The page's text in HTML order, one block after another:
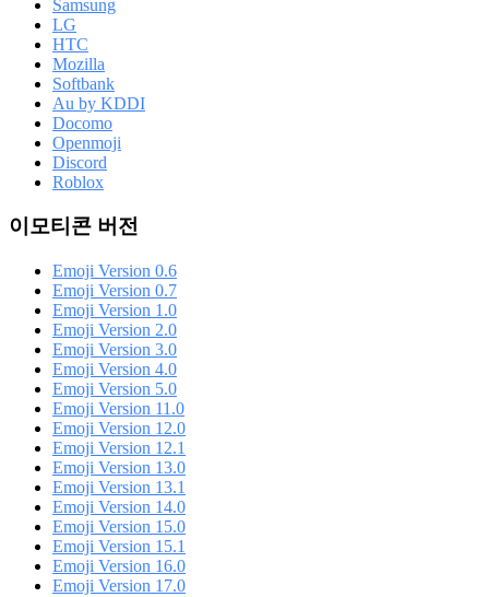
Samsung
LG
HTC
Mozilla
Softbank
Au by KDDI
Docomo
Openmoji
Discord
Roblox
이모티콘 버전
Emoji Version 0.6
Emoji Version 0.7
Emoji Version 1.0
Emoji Version 2.0
Emoji Version 3.0
Emoji Version 4.0
Emoji Version 5.0
Emoji Version 11.0
Emoji Version 12.0
Emoji Version 12.1
Emoji Version 13.0
Emoji Version 13.1
Emoji Version 14.0
Emoji Version 15.0
Emoji Version 15.1
Emoji Version 16.0
Emoji Version 17.0